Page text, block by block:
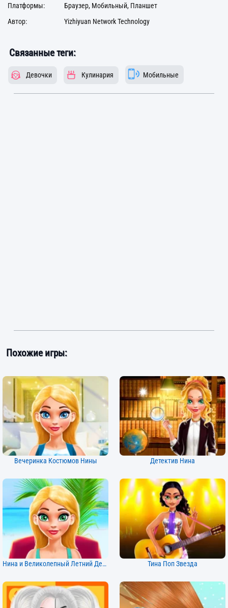
Платформы:
Браузер, Мобильный, Планшет
Автор:
Yizhiyuan Network Technology
Связанные теги:
Девочки Кулинария Мобильные
Похожие игры:
Вечеринка Костюмов Нины Детектив Нина
Нина и Великолепный Летний День Тина Поп Звезда